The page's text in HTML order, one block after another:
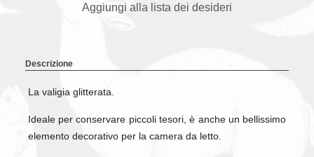
Aggiungi alla lista dei desideri
Descrizione
La valigia glitterata.
Ideale per conservare piccoli tesori, è anche un bellissimo
elemento decorativo per la camera da letto.